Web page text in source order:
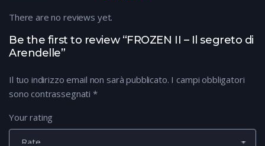
Be the first to review “FROZEN II – Il segreto di
Arendelle”
Il tuo indirizzo email non sarà pubblicato. I campi obbligatori
sono contrassegnati *
Your rating
There are no reviews yet.